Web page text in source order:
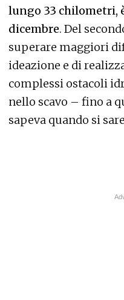
lungo 33 chilometri,
dicembre. Del
superare maggiori
ideazione e di
complessi ostacoli
nello scavo – fino a
sapeva quando si